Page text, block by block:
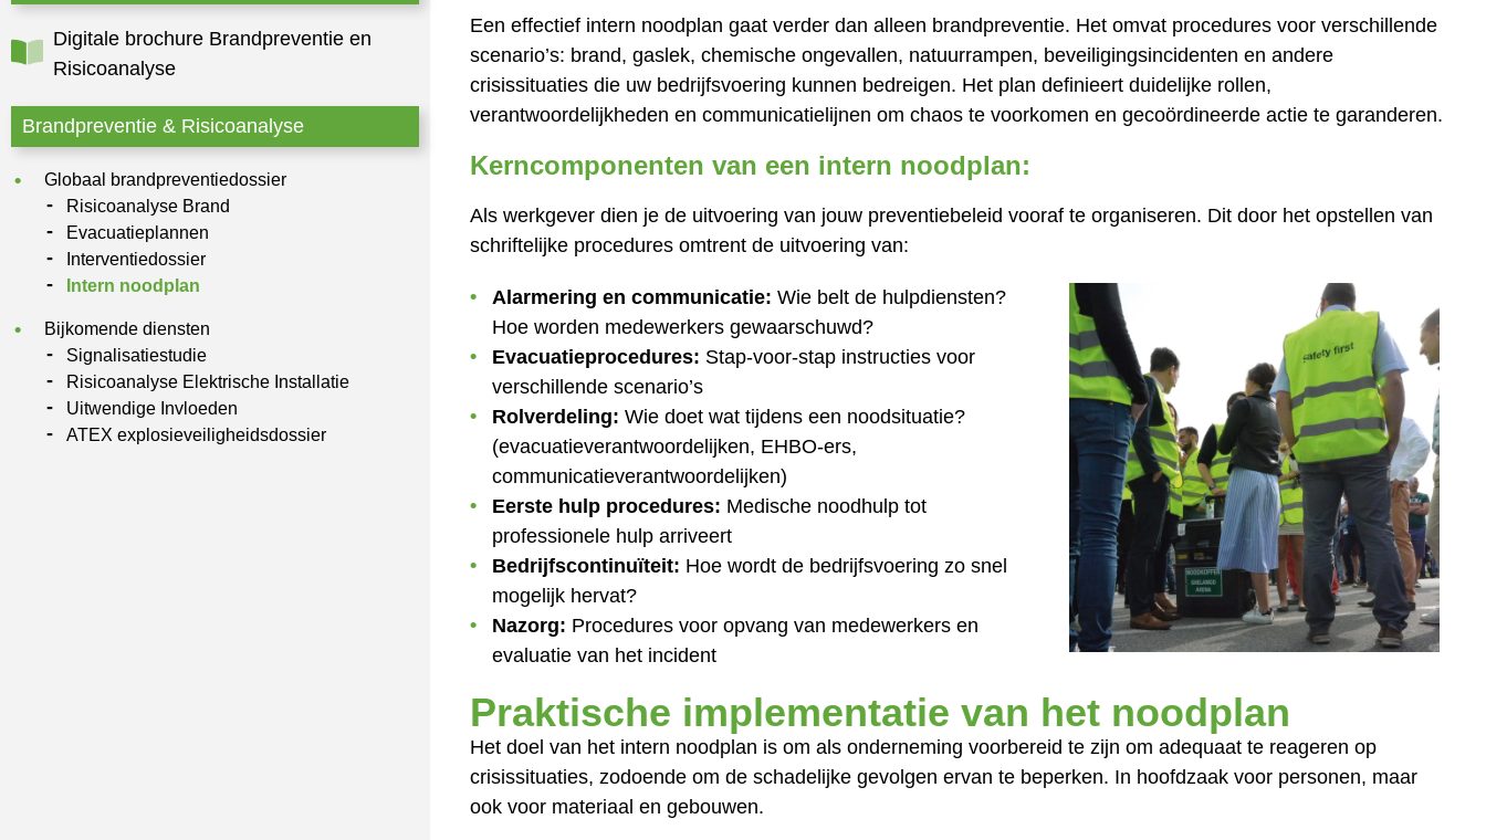
Digitale brochure Brandpreventie en
Risicoanalyse
Brandpreventie & Risicoanalyse
Globaal brandpreventiedossier
Risicoanalyse Brand
Evacuatieplannen
Interventiedossier
Intern noodplan
Bijkomende diensten
Signalisatiestudie
Risicoanalyse Elektrische Installatie
Uitwendige Invloeden
ATEX explosieveiligheidsdossier
Een effectief intern noodplan gaat verder dan alleen brandpreventie. Het omvat procedures voor verschillende
scenario’s: brand, gaslek, chemische ongevallen, natuurrampen, beveiligingsincidenten en andere
crisissituaties die uw bedrijfsvoering kunnen bedreigen. Het plan definieert duidelijke rollen,
verantwoordelijkheden en communicatielijnen om chaos te voorkomen en gecoördineerde actie te garanderen.
Kerncomponenten van een intern noodplan:
Als werkgever dien je de uitvoering van jouw preventiebeleid vooraf te organiseren. Dit door het opstellen van
schriftelijke procedures omtrent de uitvoering van:
Alarmering en communicatie: Wie belt de hulpdiensten?
Hoe worden medewerkers gewaarschuwd?
Evacuatieprocedures: Stap-voor-stap instructies voor
verschillende scenario’s
Rolverdeling: Wie doet wat tijdens een noodsituatie?
(evacuatieverantwoordelijken, EHBO-ers,
communicatieverantwoordelijken)
Eerste hulp procedures: Medische noodhulp tot
professionele hulp arriveert
Bedrijfscontinuïteit: Hoe wordt de bedrijfsvoering zo snel
mogelijk hervat?
Nazorg: Procedures voor opvang van medewerkers en
evaluatie van het incident
Praktische implementatie van het noodplan
Het doel van het intern noodplan is om als onderneming voorbereid te zijn om adequaat te reageren op
crisissituaties, zodoende om de schadelijke gevolgen ervan te beperken. In hoofdzaak voor personen, maar
ook voor materiaal en gebouwen.